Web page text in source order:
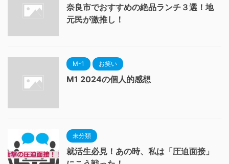
奈良市でおすすめの絶品ランチ３選！地
元民が激推し！
M-1 お笑い
M1 2024の個人的感想
未分類
就活生必見！あの時、私は「圧迫面接」